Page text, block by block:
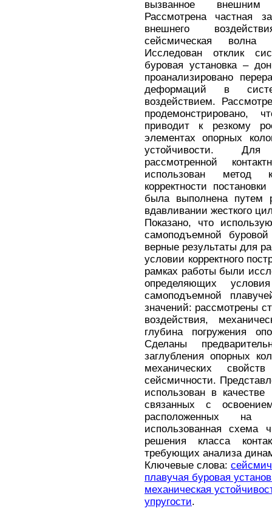
вызванное внешним
Рассмотрена частная
внешнего
сейсмическая волна
Исследован отклик
буровая установка –
проанализировано
деформаций в
воздействием.
продемонстрировано,
приводит к резкому
элементах опорных
устойчивости. Для
рассмотренной
использован метод
корректности
была выполнена путем
вдавливании жесткого
Показано, что
самоподъемной
верные результаты для
условии корректного
рамках работы были
определяющих
самоподъемной
значений: рассмотрены
воздействия,
глубина погружения
Сделаны
заглубления опорных
механических
сейсмичности.
использован в
связанных с
расположенных на
использованная схема
решения класса
требующих анализа
Ключевые слова:
плавучая буровая
механическая
упругости.